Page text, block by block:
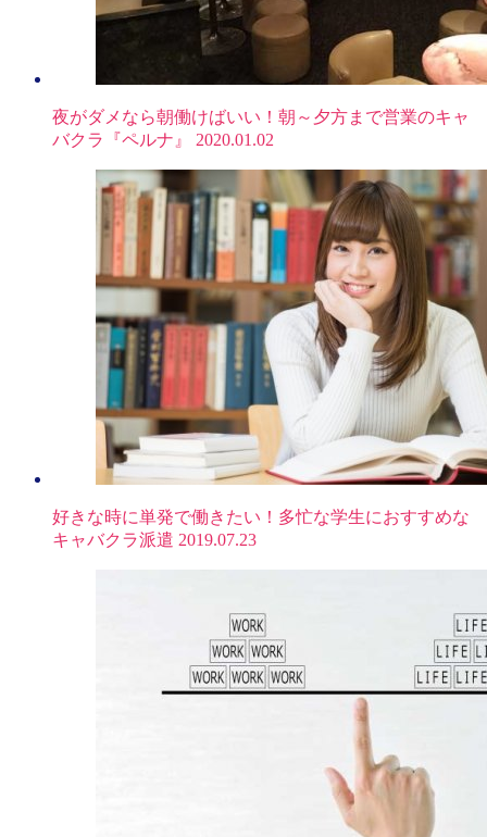
夜がダメなら朝働けばいい！朝～夕方まで営業のキャ
バクラ『ペルナ』 2020.01.02
好きな時に単発で働きたい！多忙な学生におすすめな
キャバクラ派遣 2019.07.23